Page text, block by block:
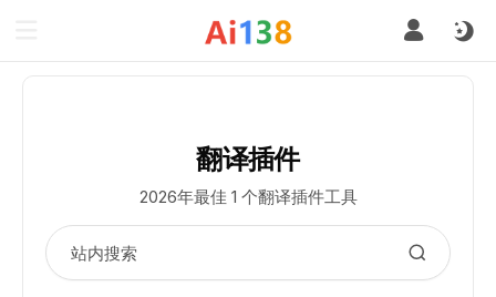
翻译插件
2026年最佳 1 个翻译插件工具